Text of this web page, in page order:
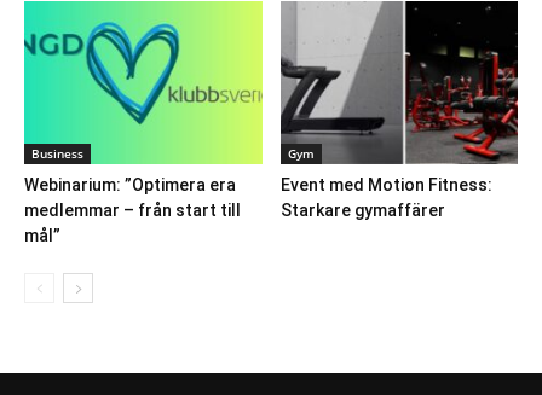
Business
Webinarium: ”Optimera era
medlemmar – från start till
mål”
Gym
Event med Motion Fitness:
Starkare gymaffärer